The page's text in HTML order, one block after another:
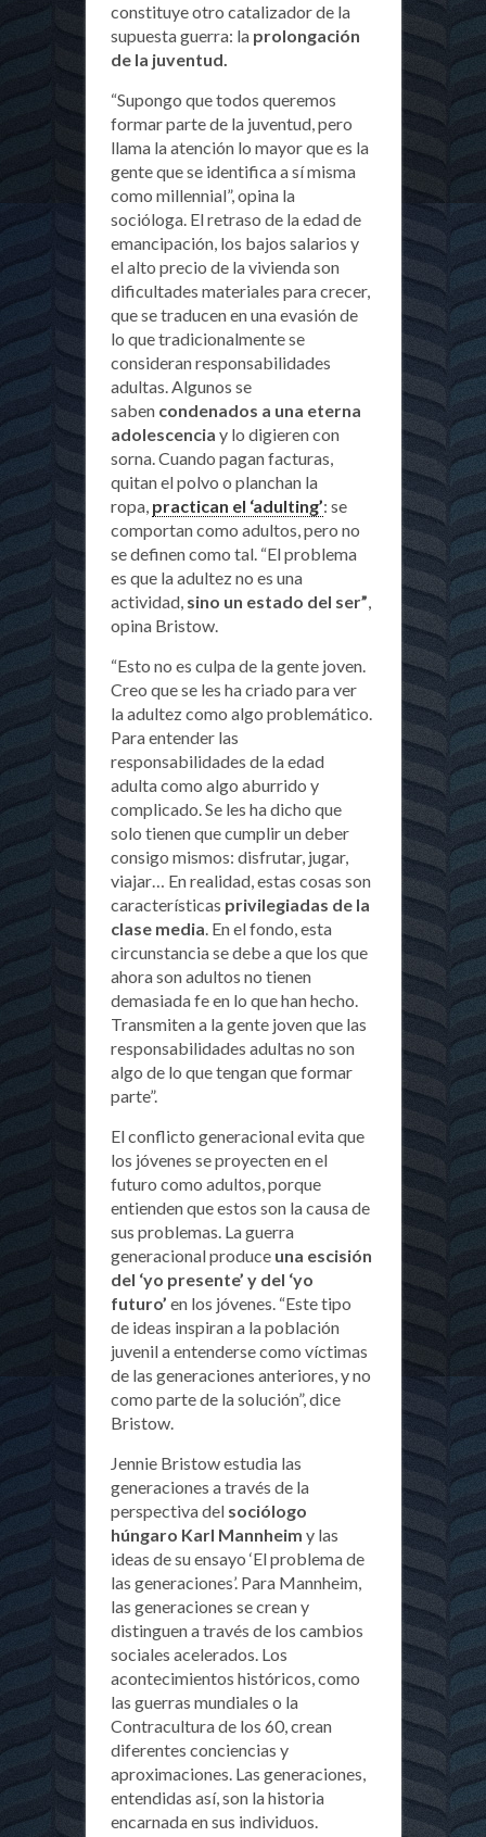
constituye otro catalizador de la
supuesta guerra: la prolongación
de la juventud.
“Supongo que todos queremos
formar parte de la juventud, pero
llama la atención lo mayor que es la
gente que se identifica a sí misma
como millennial”, opina la
socióloga. El retraso de la edad de
emancipación, los bajos salarios y
el alto precio de la vivienda son
dificultades materiales para crecer,
que se traducen en una evasión de
lo que tradicionalmente se
consideran responsabilidades
adultas. Algunos se
saben condenados a una eterna
adolescencia y lo digieren con
sorna. Cuando pagan facturas,
quitan el polvo o planchan la
ropa, practican el ‘adulting’: se
comportan como adultos, pero no
se definen como tal. “El problema
es que la adultez no es una
actividad, sino un estado del ser”,
opina Bristow.
“Esto no es culpa de la gente joven.
Creo que se les ha criado para ver
la adultez como algo problemático.
Para entender las
responsabilidades de la edad
adulta como algo aburrido y
complicado. Se les ha dicho que
solo tienen que cumplir un deber
consigo mismos: disfrutar, jugar,
viajar… En realidad, estas cosas son
características privilegiadas de la
clase media. En el fondo, esta
circunstancia se debe a que los que
ahora son adultos no tienen
demasiada fe en lo que han hecho.
Transmiten a la gente joven que las
responsabilidades adultas no son
algo de lo que tengan que formar
parte”.
El conflicto generacional evita que
los jóvenes se proyecten en el
futuro como adultos, porque
entienden que estos son la causa de
sus problemas. La guerra
generacional produce una escisión
del ‘yo presente’ y del ‘yo
futuro’ en los jóvenes. “Este tipo
de ideas inspiran a la población
juvenil a entenderse como víctimas
de las generaciones anteriores, y no
como parte de la solución”, dice
Bristow.
Jennie Bristow estudia las
generaciones a través de la
perspectiva del sociólogo
húngaro Karl Mannheim y las
ideas de su ensayo ‘El problema de
las generaciones’. Para Mannheim,
las generaciones se crean y
distinguen a través de los cambios
sociales acelerados. Los
acontecimientos históricos, como
las guerras mundiales o la
Contracultura de los 60, crean
diferentes conciencias y
aproximaciones. Las generaciones,
entendidas así, son la historia
encarnada en sus individuos.